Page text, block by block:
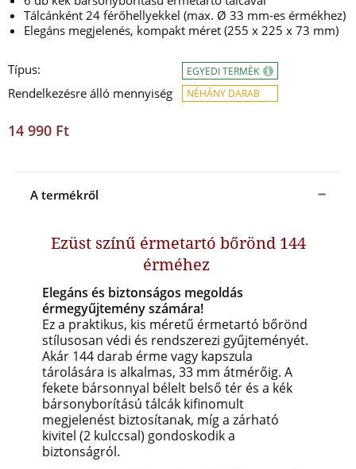
Tálcánként 24 férőhellyekkel (max. Ø 33 mm-es érmékhez)
Elegáns megjelenés, kompakt méret (255 x 225 x 73 mm)
Típus:
Rendelkezésre álló mennyiség
EGYEDI TERMÉK
NÉHÁNY DARAB
14 990 Ft
A termékről
Ezüst színű érmetartó bőrönd 144
érméhez
Elegáns és biztonságos megoldás
érmegyűjtemény számára!
Ez a praktikus, kis méretű érmetartó bőrönd
stílusosan védi és rendszerezi gyűjteményét.
Akár 144 darab érme vagy kapszula
tárolására is alkalmas, 33 mm átmérőig. A
fekete bársonnyal bélelt belső tér és a kék
bársonyborítású tálcák kifinomult
megjelenést biztosítanak, míg a zárható
kivitel (2 kulccsal) gondoskodik a
biztonságról.